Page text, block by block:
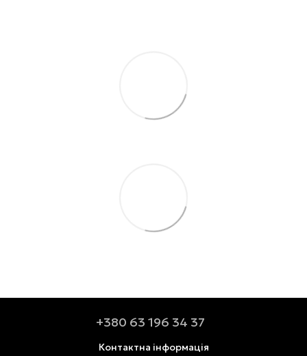
+380 63 196 34 37
Контактна інформація